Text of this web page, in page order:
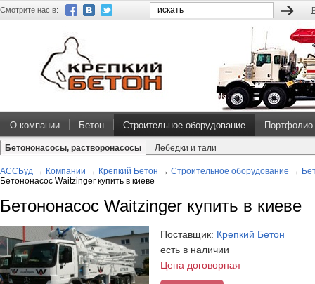
Смотрите нас в:
О компании Бетон Строительное оборудование Портфолио
Бетононасосы, растворонасосы Лебедки и тали
АССБуд → Компании → Крепкий Бетон → Строительное оборудование →
Бетононасос Waitzinger купить в киеве
Бетононасос Waitzinger купить в киеве
Поставщик: Крепкий Бетон
есть в наличии
Цена договорная